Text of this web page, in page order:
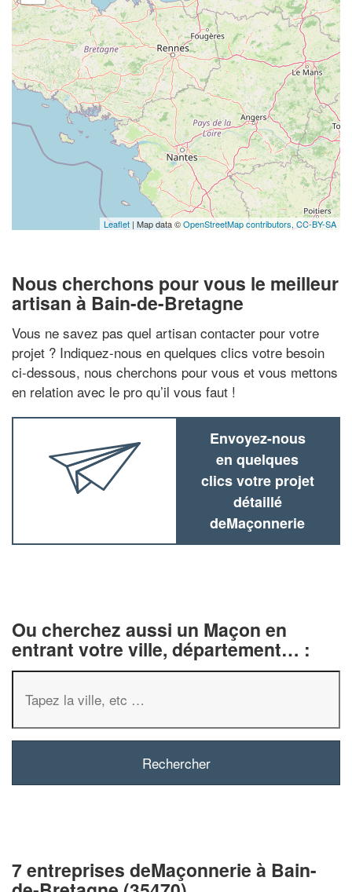
Leaflet | Map data ©OpenStreetMap contributors, CC-BY-SA
Nous cherchons pour vous le meilleur
artisan à Bain-de-Bretagne
Vous ne savez pas quel artisan contacter pour votre
projet ? Indiquez-nous en quelques clics votre besoin
ci-dessous, nous cherchons pour vous et vous mettons
en relation avec le pro qu’il vous faut !
Envoyez-nous
en quelques
clics votre projet
détaillé
deMaçonnerie
Ou cherchez aussi un Maçon en
entrant votre ville, département… :
7 entreprises deMaçonnerie à Bain-